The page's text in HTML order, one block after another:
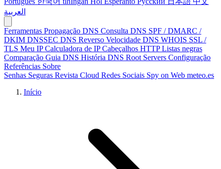
العربية
Ferramentas Propagação DNS Consulta DNS SPF / DMARC /
DKIM DNSSEC DNS Reverso Velocidade DNS WHOIS SSL /
TLS Meu IPCalculadora de IPCabeçalhos HTTPListas negras
Comparação Guia DNS História DNS Root Servers Configuração
Referências Sobre
Senhas Seguras Revista Cloud Redes Sociais Spy on Web meteo.es
Início